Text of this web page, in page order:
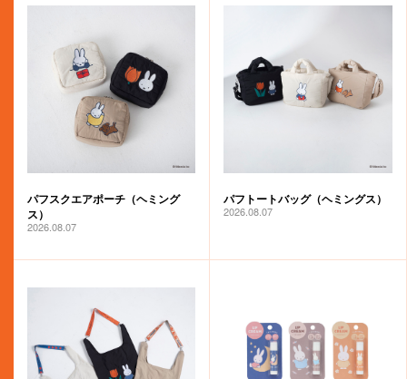
パフスクエアポーチ（ヘミング
ス）
2026.08.07
パフトートバッグ（ヘミングス）
2026.08.07